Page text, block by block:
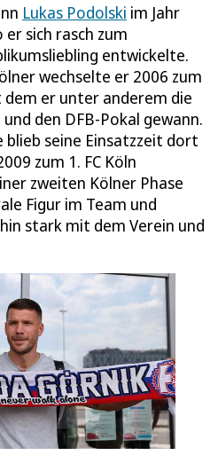
Lukas Podolski im Jahr
er sich rasch zum
entwickelte.
wechselte er 2006 zum
dem er unter anderem die
den DFB-Pokal gewann.
seine Einsatzzeit dort
zum 1. FC Köln
zweiten Kölner Phase
Figur im Team und
stark mit dem Verein und